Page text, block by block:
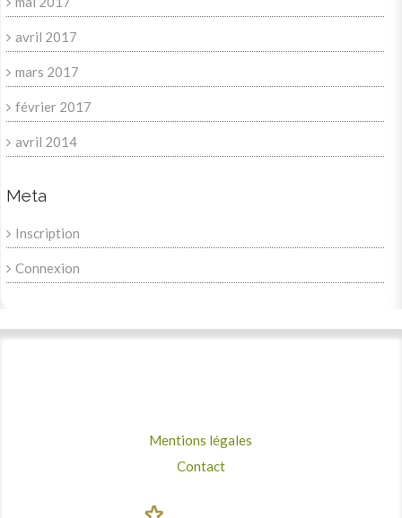
avril 2017
mars 2017
février 2017
avril 2014
Meta
Inscription
Connexion
Mentions légales
Contact